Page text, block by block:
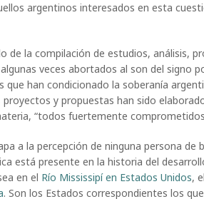
argentinos interesados en esta
de la compilación de estudios, análisis,
veces abortados al son del signo
que han condicionado la soberanía
proyectos y propuestas han sido
“todos fuertemente
a la percepción de ninguna persona de
está presente en la historia del
en el Río Mississipí en Estados Unidos, el
. Son los Estados correspondientes los